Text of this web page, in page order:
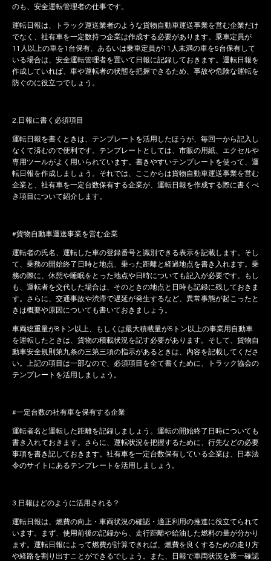
のも、安全運転管理者の仕事です。
運転日報は、トラック運送業者のような貨物自動車運送事業を営む企業だけ
でなく、社有車を一定数持つ企業は作成する必要があります。乗車定員が
11人以上の車を1台保有、あるいは乗車定員が11人未満の車を5台保有して
いる場合は、安全運転管理者を置いて日報に記録しておきます。運転日報を
作成していれば、車や運転者の状態を把握できるため、事故や危険な運転を
防ぐのに役立つでしょう。
2.日報に書く必須項目
運転日報を書くときは、テンプレートを活用したほうが、毎回一から記入し
なくて済むので便利です。テンプレートとしては、市販の用紙、エクセルや
専用ツールがよく用いられています。書きやすいテンプレートを使って、運
転日報を作成しましょう。それでは、ここからは貨物自動車運送事業を営む
企業と、社有車を一定台数保有する企業が、運転日報を作成する際に書くべ
き項目について紹介します。
#貨物自動車運送事業を営む企業
運転者の氏名、運転した車の登録番号と識別できる表示を記載します。そし
て、乗務の開始終了日時と地点、乗った距離と経過地点を書き入れます。乗
務の際に、休憩や睡眠をとった地点や日時についても記入が必要です。もし
も、運転者を交代した場合は、そのときの地点と日時も記録に残しておきま
す。さらに、交通事故や渋滞で遅延が発生するなど、異常事態が起こったと
きは概要や原因についても書いておきましょう。
車両総重量が8トン以上、もしくは最大積載量が5トン以上の事業用自動車
を運転したときは、貨物の積載状況を記す必要があります。そして、貨物自
動車安全規則第九条の三第三項の指示があるときは、内容を記載してくださ
い。上記の項目は一部なので、必須項目を全て書くために、トラック協会の
テンプレートを活用しましょう。
#一定台数の社有車を保有する企業
運転者名と運転した距離を記録しましょう。運転の開始終了日時についても
書き入れておきます。さらに、運転状況を把握するために、行先などの必要
事項を書き記しておきます。社有車を一定台数保有している企業は、日本法
令のサイトにあるテンプレートを活用しましょう。
3.日報はどのように活用される？
運転日報は、燃費の向上・車両状況の確認・適正利用の推進に役立てられて
います。まず、使用前後の記録から、走行距離や給油した燃料の量が分かり
ます。運転日報によって燃費が計算できれば、燃費を良くするための走り方
や経路を割り出すことができるでしょう。また、日報で車両状況を逐一確認